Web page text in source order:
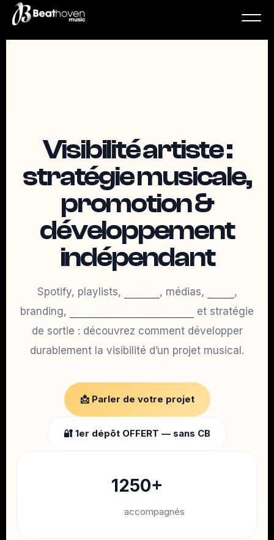
Visibilité artiste :
stratégie musicale,
promotion &
développement
indépendant
Spotify, playlists, , médias,
,
branding,
et stratégie
de sortie : découvrez comment développer
durablement la visibilité d’un projet musical.
📩 Parler de votre projet
🔐 1er dépôt OFFERT — sans CB
1250+
accompagnés